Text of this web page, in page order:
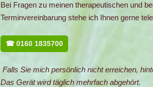
Bei Fragen zu meinen therapeutischen und
Terminvereinbarung stehe ich Ihnen gerne
☎ 0160 1835700
Falls Sie mich persönlich nicht erreichen,
Das Gerät wird täglich mehrfach abgehört.